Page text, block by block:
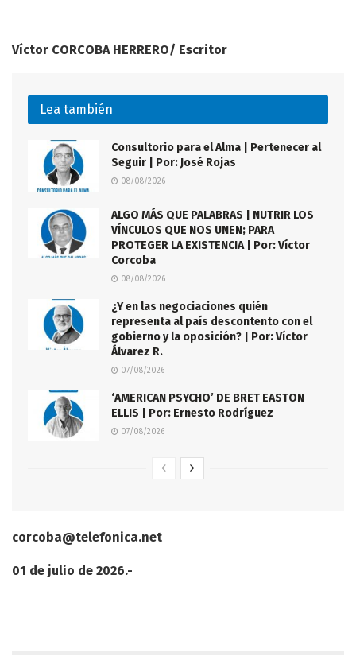
Víctor CORCOBA HERRERO/ Escritor
Lea también
Consultorio para el Alma | Pertenecer al
Seguir | Por: José Rojas
08/08/2026
ALGO MÁS QUE PALABRAS | NUTRIR LOS
VÍNCULOS QUE NOS UNEN; PARA
PROTEGER LA EXISTENCIA | Por: Víctor
Corcoba
08/08/2026
¿Y en las negociaciones quién
representa al país descontento con el
gobierno y la oposición? | Por: Víctor
Álvarez R.
07/08/2026
‘AMERICAN PSYCHO’ DE BRET EASTON
ELLIS | Por: Ernesto Rodríguez
07/08/2026
corcoba@telefonica.net
01 de julio de 2026.-